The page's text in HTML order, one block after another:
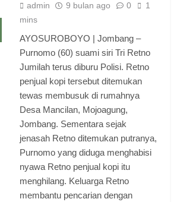
admin 9 bulan ago 0
1
mins
AYOSUROBOYO | Jombang –
Purnomo (60) suami siri Tri Retno
Jumilah terus diburu Polisi. Retno
penjual kopi tersebut ditemukan
tewas membusuk di rumahnya
Desa Mancilan, Mojoagung,
Jombang. Sementara sejak
jenasah Retno ditemukan putranya,
Purnomo yang diduga menghabisi
nyawa Retno penjual kopi itu
menghilang. Keluarga Retno
membantu pencarian dengan